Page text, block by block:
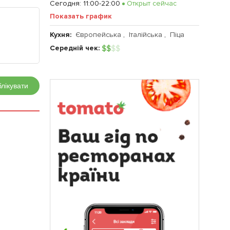
Сегодня: 11:00-22:00
Открыт сейчас
Показать график
Кухня: Європейська , Італійська , Піца
Середній чек: $$$$